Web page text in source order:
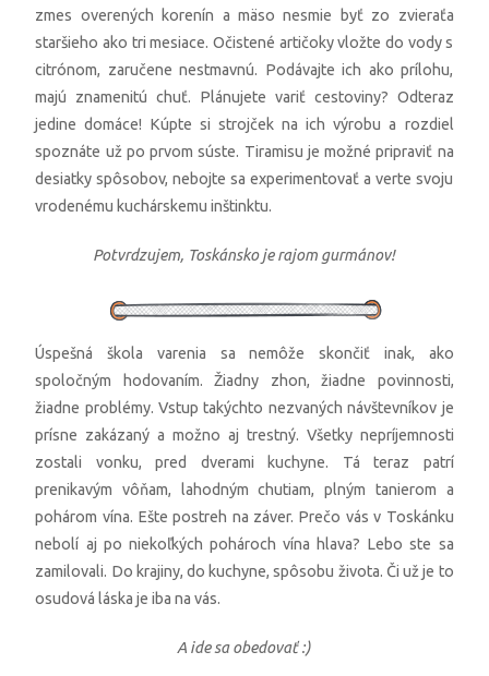
zmes overených korenín a mäso nesmie byť zo zvieraťa
staršieho ako tri mesiace. Očistené artičoky vložte do vody s
citrónom, zaručene nestmavnú. Podávajte ich ako prílohu,
majú znamenitú chuť. Plánujete variť cestoviny? Odteraz
jedine domáce! Kúpte si strojček na ich výrobu a rozdiel
spoznáte už po prvom súste. Tiramisu je možné pripraviť na
desiatky spôsobov, nebojte sa experimentovať a verte svoju
vrodenému kuchárskemu inštinktu.
Potvrdzujem, Toskánsko je rajom gurmánov!
Úspešná škola varenia sa nemôže skončiť inak, ako
spoločným hodovaním. Žiadny zhon, žiadne povinnosti,
žiadne problémy. Vstup takýchto nezvaných návštevníkov je
prísne zakázaný a možno aj trestný. Všetky nepríjemnosti
zostali vonku, pred dverami kuchyne. Tá teraz patrí
prenikavým vôňam, lahodným chutiam, plným tanierom a
pohárom vína. Ešte postreh na záver. Prečo vás v Toskánku
nebolí aj po niekoľkých pohároch vína hlava? Lebo ste sa
zamilovali. Do krajiny, do kuchyne, spôsobu života. Či už je to
osudová láska je iba na vás.
A ide sa obedovať :)